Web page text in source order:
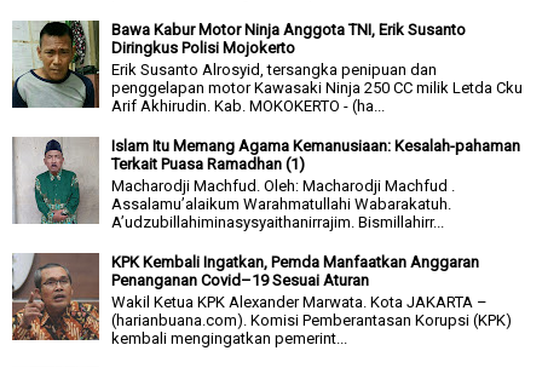
Bawa Kabur Motor Ninja Anggota TNI, Erik Susanto
Diringkus Polisi Mojokerto
Erik Susanto Alrosyid, tersangka penipuan dan
penggelapan motor Kawasaki Ninja 250 CC milik Letda Cku
Arif Akhirudin. Kab. MOKOKERTO - (ha...
Islam Itu Memang Agama Kemanusiaan: Kesalah-pahaman
Terkait Puasa Ramadhan (1)
Macharodji Machfud. Oleh: Macharodji Machfud .
Assalamu’alaikum Warahmatullahi Wabarakatuh.
A’udzubillahiminasysyaithanirrajim. Bismillahirr...
KPK Kembali Ingatkan, Pemda Manfaatkan Anggaran
Penanganan Covid–19 Sesuai Aturan
Wakil Ketua KPK Alexander Marwata. Kota JAKARTA –
(harianbuana.com). Komisi Pemberantasan Korupsi (KPK)
kembali mengingatkan pemerint...